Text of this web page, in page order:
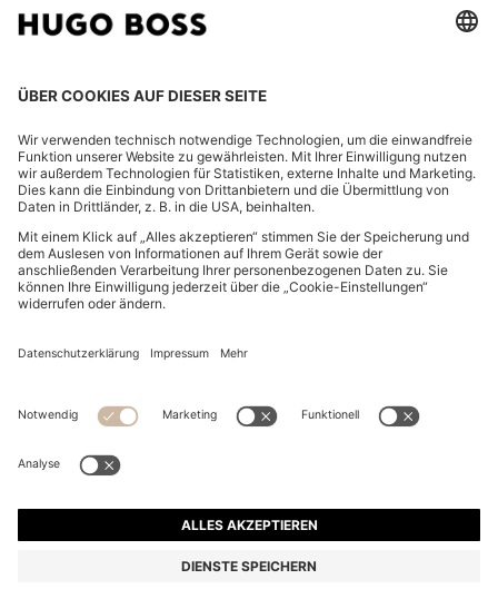
CHANGE COUNTRY:
Widerruf erklären FAQ ImpressumDatenschutz
Barrierefreiheitserklärung
Datenschutz HUGO BOSS Newsletter
© 2026 HUGO BOSS All rights reserved.